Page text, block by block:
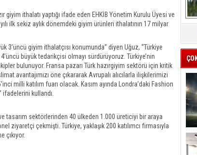
giyim ithalatı yaptığı ifade eden EHKİB Yönetim Kurulu Üyesi ve
ilk sekiz aylık dönemdeki giyim ürünleri ithalatının 17 milyar
3’üncü giyim ithalatçısı konumunda” diyen Uğuz, “Türkiye
büyük tedarikçisi olmayı sürdürüyoruz. Türkiye’nin
bulunuyor. Fransa pazarı Türk hazırgiyim sektörü için kritik
avantajımızı öne çıkararak Avrupalı alıcılarla ilişkilerimizi
milli katılım fuarı olacak. Kasım ayında Londra’daki Fashion
kullandı.
tasarım sektörlerinden 40 ülkeden 1.000 üreticiyi bir araya
ziyaretçi çekmişti. Türkiye, yaklaşık 200 katılımcı firmasıyla
çıkıyor.